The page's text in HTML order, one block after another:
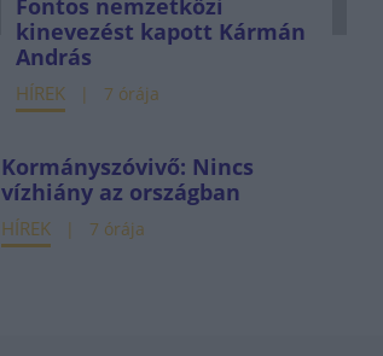
Fontos nemzetközi
kinevezést kapott Kármán
András
HÍREK 7 órája
Kormányszóvivő: Nincs
vízhiány az országban
HÍREK 7 órája